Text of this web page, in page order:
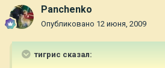
Panchenko
Опубликовано 12 июня, 2009
тигрис сказал: